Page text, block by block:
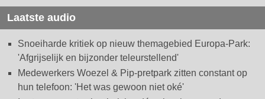
Laatste audio
Snoeiharde kritiek op nieuw themagebied Europa-Park:
'Afgrijselijk en bijzonder teleurstellend'
Medewerkers Woezel & Pip-pretpark zitten constant op
hun telefoon: 'Het was gewoon niet oké'